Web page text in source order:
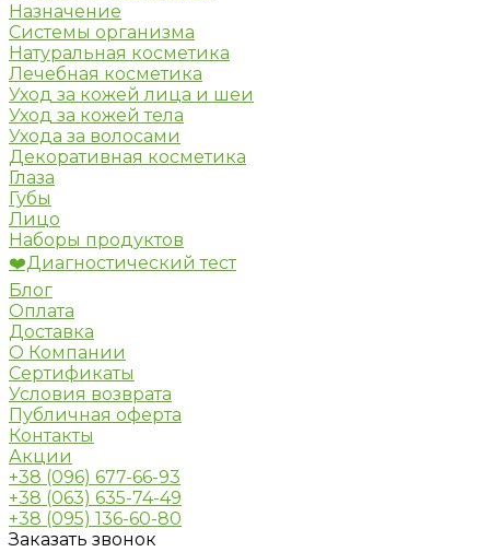
Назначение
Системы организма
Натуральная косметика
Лечебная косметика
Уход за кожей лица и шеи
Уход за кожей тела
Ухода за волосами
Декоративная косметика
Глаза
Губы
Лицо
Наборы продуктов
❤️Диагностический тест
Блог
Оплата
Доставка
О Компании
Сертификаты
Условия возврата
Публичная оферта
Контакты
Акции
+38 (096) 677-66-93
+38 (063) 635-74-49
+38 (095) 136-60-80
Заказать звонок